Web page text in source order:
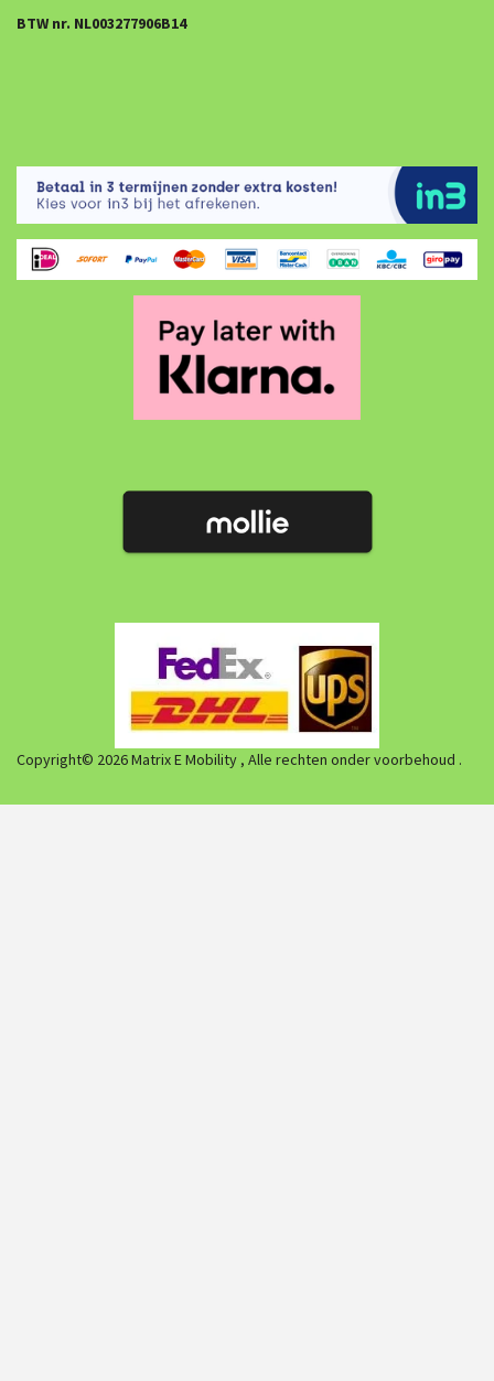
BTW nr. NL003277906B14
Copyright© 2026 Matrix E Mobility , Alle rechten onder voorbehoud .